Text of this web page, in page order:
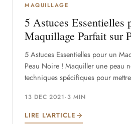
MAQUILLAGE
5 Astuces Essentielles
Maquillage Parfait sur
5 Astuces Essentielles pour un
Peau Noire ! Maquiller une peau
techniques spécifiques pour
13 DEC 2021·3 MIN
LIRE L'ARTICLE